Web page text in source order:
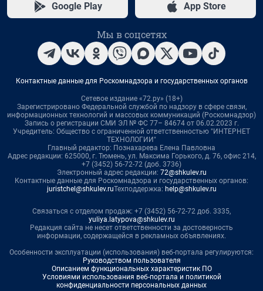
Google Play App Store
Мы в соцсетях
Контактные данные для Роскомнадзора и государственных органов
Сетевое издание «72.ру» (18+)
Зарегистрировано Федеральной службой по надзору в сфере связи,
информационных технологий и массовых коммуникаций (Роскомнадзор)
Запись о регистрации СМИ ЭЛ № ФС 77– 84674 от 06.02.2023 г.
Учредитель: Общество с ограниченной ответственностью "ИНТЕРНЕТ
ТЕХНОЛОГИИ"
Главный редактор: Познахарева Елена Павловна
Адрес редакции: 625000, г. Тюмень, ул. Максима Горького, д. 76, офис 214,
+7 (3452) 56-72-72 (доб. 3736)
Электронный адрес редакции: 72@shkulev.ru
Контактные данные для Роскомнадзора и государственных органов:
juristchel@shkulev.ruТехподдержка: help@shkulev.ru
Связаться с отделом продаж: +7 (3452) 56-72-72 доб. 3335,
yuliya.latypova@shkulev.ru
Редакция сайта не несет ответственности за достоверность
информации, содержащейся в рекламных объявлениях.
Особенности эксплуатации (использования) веб-портала регулируются:
Руководством пользователя
Описанием функциональных характеристик ПО
Условиями использования веб-портала и политикой
конфиденциальности персональных данных